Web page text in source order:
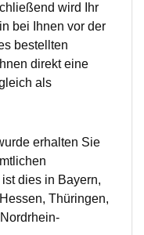
wird Ihr
bei Ihnen vor der
bestellten
direkt eine
als
erhalten Sie
dies in Bayern,
Thüringen,